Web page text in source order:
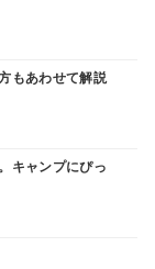
もあわせて解説
キャンプにぴっ